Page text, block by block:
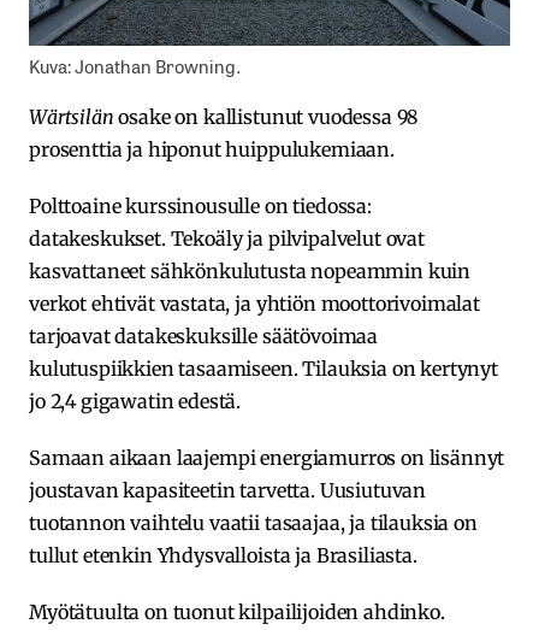
Kuva: Jonathan Browning.
Wärtsilän osake on kallistunut vuodessa 98
prosenttia ja hiponut huippulukemiaan.
Polttoaine kurssinousulle on tiedossa:
datakeskukset. Tekoäly ja pilvipalvelut ovat
kasvattaneet sähkönkulutusta nopeammin kuin
verkot ehtivät vastata, ja yhtiön moottorivoimalat
tarjoavat datakeskuksille säätövoimaa
kulutuspiikkien tasaamiseen. Tilauksia on kertynyt
jo 2,4 gigawatin edestä.
Samaan aikaan laajempi energiamurros on lisännyt
joustavan kapasiteetin tarvetta. Uusiutuvan
tuotannon vaihtelu vaatii tasaajaa, ja tilauksia on
tullut etenkin Yhdysvalloista ja Brasiliasta.
Myötätuulta on tuonut kilpailijoiden ahdinko.